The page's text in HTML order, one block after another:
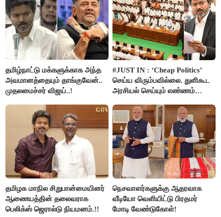
தமிழ்நாட்டு மக்களுக்காக அந்த
அவமானத்தையும் தாங்குவேன்..
முதலமைச்சர் விஜய்..!
#JUST IN : ‘Cheap Politics’
செய்ய விரும்பவில்லை. துளிகூட
அரசியல் செய்யும் எண்ணம்
விஜய் பதில்!
தமிழக மாநில சிறுபான்மையினர்
ஆணையத்தின் தலைவராக
பெலிக்ஸ் ஜெரால்டு நியமனம்.!!
நெசவாளர்களுக்கு ஆதரவாக
வீடியோ வெளியிட்டு பிரதமர்
மோடி வேண்டுகோள்!